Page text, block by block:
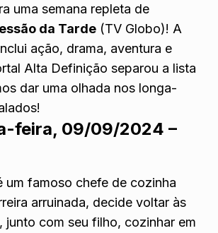
uma semana repleta de
da Tarde (TV Globo)! A
ação, drama, aventura e
Alta Definição separou a lista
dar uma olhada nos longa-
feira, 09/09/2024 –
um famoso chefe de cozinha
arruinada, decide voltar às
junto com seu filho, cozinhar em